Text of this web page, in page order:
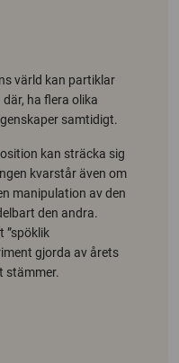
värld kan partiklar
ha flera olika
samtidigt.
kan sträcka sig
kvarstår även om
manipulation av den
den andra.
”spöklik
gjorda av årets
stämmer.